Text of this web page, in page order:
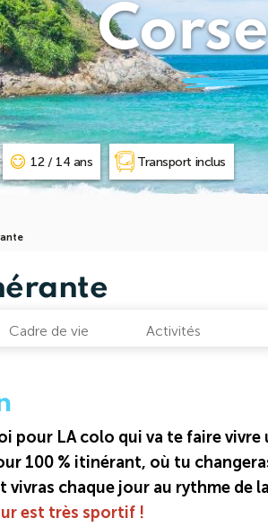
12 / 14 ans Transport inclus
Cadre de vie Activités
pour LA colo qui va te faire
100 % itinérant, où tu
vivras chaque jour au rythme de
est très sportif !